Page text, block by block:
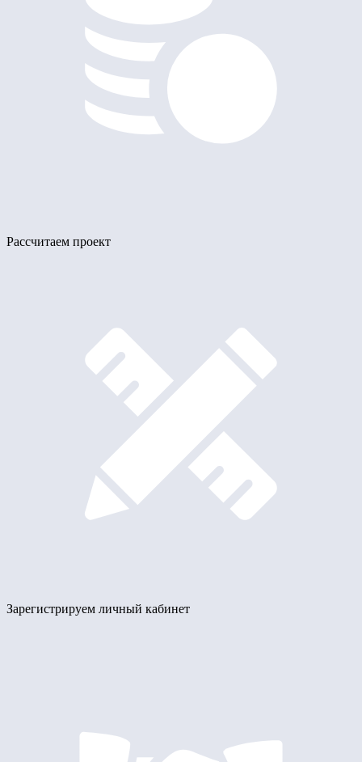
Рассчитаем проект
Зарегистрируем личный кабинет